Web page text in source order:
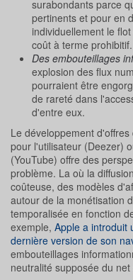
surabondants parce
pertinents et pour en
individuellement le
coût à terme prohibitif.
Des embouteillages
explosion des flux
pourraient être
de rareté dans
d'entre eux.
Le développement
pour l'utilisateur (Deezer)
(YouTube) offre des
problème. La où la
coûteuse, des modèles
autour de la monétisation
temporalisée en fonction
exemple, Apple a introduit
dernière version de son
embouteillages
neutralité supposée du